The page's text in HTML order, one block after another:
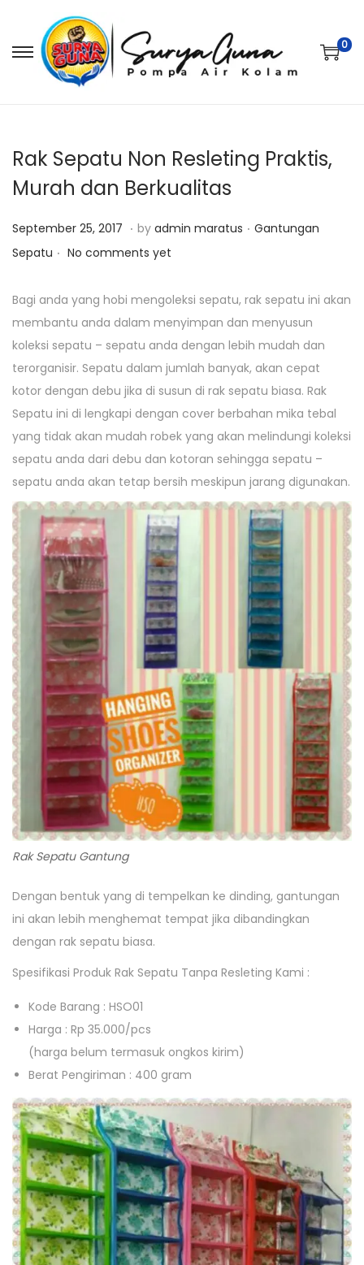
S
t
n
a
t
S
t
c
o
t
0
Rak Sepatu Non Resleting Praktis,
Murah dan Berkualitas
P
o
t
e
d
o
n
September 25, 2017 O
k
o
b
e
r
8
,
2
0
1
7
. by admin maratus . P
t
e
d
i
n
Gantungan
Sepatu . No comments yet
Bagi anda yang hobi mengoleksi sepatu, rak sepatu ini akan
membantu anda dalam menyimpan dan menyusun
koleksi sepatu – sepatu anda dengan lebih mudah dan
terorganisir. Sepatu dalam jumlah banyak, akan cepat
kotor dengan debu jika di susun di rak sepatu biasa. Rak
Sepatu ini di lengkapi dengan cover berbahan mika tebal
yang tidak akan mudah robek yang akan melindungi koleksi
sepatu anda dari debu dan kotoran sehingga sepatu –
sepatu anda akan tetap bersih meskipun jarang digunakan.
Rak Sepatu Gantung
Dengan bentuk yang di tempelkan ke dinding, gantungan
ini akan lebih menghemat tempat jika dibandingkan
dengan rak sepatu biasa.
Spesifikasi Produk Rak Sepatu Tanpa Resleting Kami :
Kode Barang : HSO01
Harga : Rp 35.000/pcs
(harga belum termasuk ongkos kirim)
Berat Pengiriman : 400 gram